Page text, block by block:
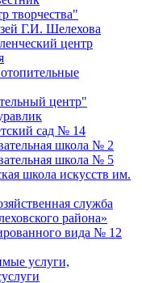
Г.И. Шелехова
центр
центр"
сад № 14
школа № 2
школа № 5
школа искусств им.
служба
района»
вида № 12
услуги,